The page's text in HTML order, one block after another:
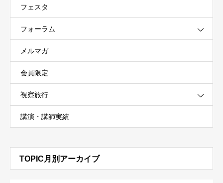
フェスタ
フォーラム
メルマガ
会員限定
視察旅行
講演・講師実績
TOPIC月別アーカイブ